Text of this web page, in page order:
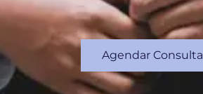
Agendar Consulta